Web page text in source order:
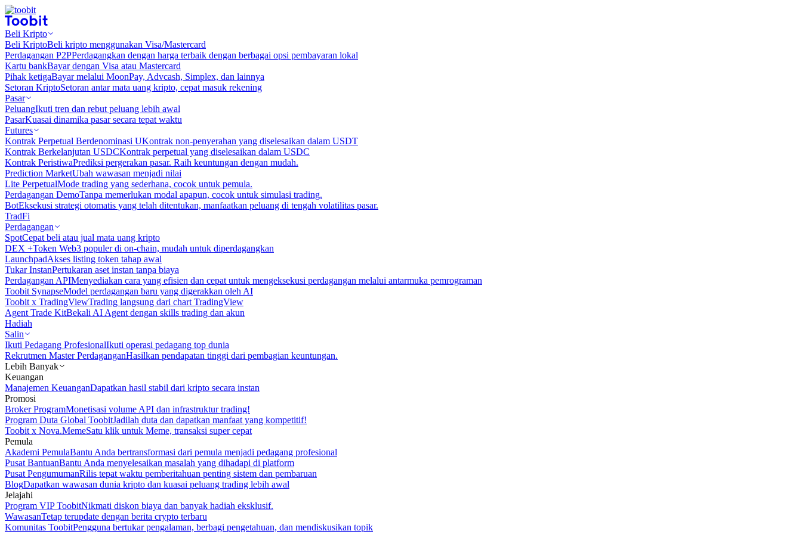
Beli Kripto
Beli KriptoBeli kripto menggunakan Visa/Mastercard
Perdagangan P2PPerdagangkan dengan harga terbaik dengan berbagai opsi pembayaran lokal
Kartu bankBayar dengan Visa atau Mastercard
Pihak ketigaBayar melalui MoonPay, Advcash, Simplex, dan lainnya
Setoran KriptoSetoran antar mata uang kripto, cepat masuk rekening
Pasar
PeluangIkuti tren dan rebut peluang lebih awal
PasarKuasai dinamika pasar secara tepat waktu
Futures
Kontrak Perpetual Berdenominasi UKontrak non-penyerahan yang diselesaikan dalam USDT
Kontrak Berkelanjutan USDCKontrak perpetual yang diselesaikan dalam USDC
Kontrak PeristiwaPrediksi pergerakan pasar. Raih keuntungan dengan mudah.
Prediction MarketUbah wawasan menjadi nilai
Lite PerpetualMode trading yang sederhana, cocok untuk pemula.
Perdagangan DemoTanpa memerlukan modal apapun, cocok untuk simulasi trading.
BotEksekusi strategi otomatis yang telah ditentukan, manfaatkan peluang di tengah volatilitas pasar.
TradFi
Perdagangan
SpotCepat beli atau jual mata uang kripto
DEX +Token Web3 populer di on-chain, mudah untuk diperdagangkan
LaunchpadAkses listing token tahap awal
Tukar InstanPertukaran aset instan tanpa biaya
Perdagangan APIMenyediakan cara yang efisien dan cepat untuk mengeksekusi perdagangan melalui antarmuka pemrograman
Toobit SynapseModel perdagangan baru yang digerakkan oleh AI
Toobit x TradingViewTrading langsung dari chart TradingView
Agent Trade KitBekali AI Agent dengan skills trading dan akun
Hadiah
Salin
Ikuti Pedagang ProfesionalIkuti operasi pedagang top dunia
Rekrutmen Master PerdaganganHasilkan pendapatan tinggi dari pembagian keuntungan.
Lebih Banyak
Keuangan
Manajemen KeuanganDapatkan hasil stabil dari kripto secara instan
Promosi
Broker ProgramMonetisasi volume API dan infrastruktur trading!
Program Duta Global ToobitJadilah duta dan dapatkan manfaat yang kompetitif!
Toobit x Nova.MemeSatu klik untuk Meme, transaksi super cepat
Pemula
Akademi PemulaBantu Anda bertransformasi dari pemula menjadi pedagang profesional
Pusat BantuanBantu Anda menyelesaikan masalah yang dihadapi di platform
Pusat PengumumanRilis tepat waktu pemberitahuan penting sistem dan pembaruan
BlogDapatkan wawasan dunia kripto dan kuasai peluang trading lebih awal
Jelajahi
Program VIP ToobitNikmati diskon biaya dan banyak hadiah eksklusif.
WawasanTetap terupdate dengan berita crypto terbaru
Komunitas ToobitPengguna bertukar pengalaman, berbagi pengetahuan, dan mendiskusikan topik